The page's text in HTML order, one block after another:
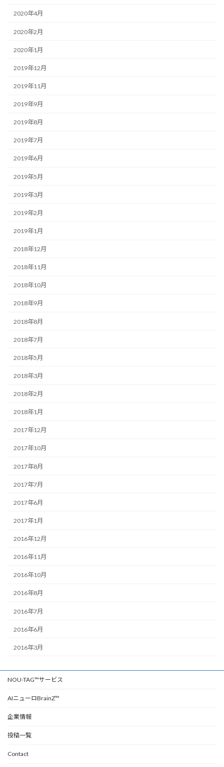
2020年4月
2020年2月
2020年1月
2019年12月
2019年11月
2019年9月
2019年8月
2019年7月
2019年6月
2019年5月
2019年3月
2019年2月
2019年1月
2018年12月
2018年11月
2018年10月
2018年9月
2018年8月
2018年7月
2018年5月
2018年3月
2018年2月
2018年1月
2017年12月
2017年10月
2017年8月
2017年7月
2017年6月
2017年1月
2016年12月
2016年11月
2016年10月
2016年8月
2016年7月
2016年6月
2016年3月
NOU-TAG™サービス
AIニューロBrainZ™
企業情報
投稿一覧
Contact